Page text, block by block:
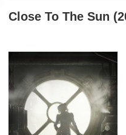
Close To The Sun